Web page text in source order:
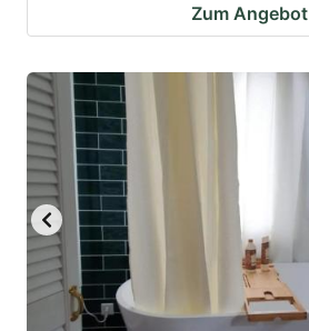
Zum Angebot